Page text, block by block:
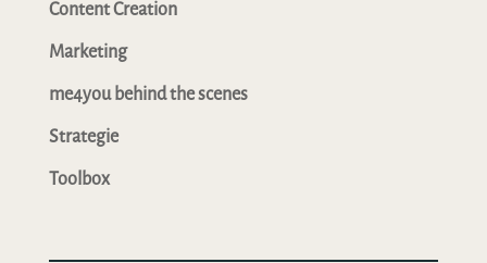
Content Creation
Marketing
me4you behind the scenes
Strategie
Toolbox